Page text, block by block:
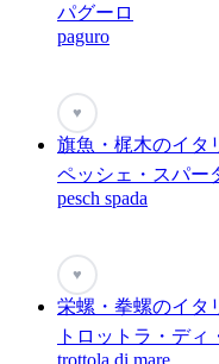
パグーロ
paguro
♥
旗魚・梶木のイタ
ペッシェ・スパー
pesch spada
♥
栄螺・拳螺のイタ
トロットラ・ディ